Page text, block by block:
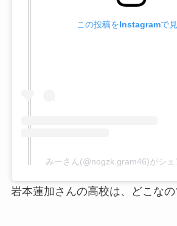
この投稿をInstagramで
みーさん(@nogzk.gram46)がシェ
岩本蓮加さんの高校は、どこなの